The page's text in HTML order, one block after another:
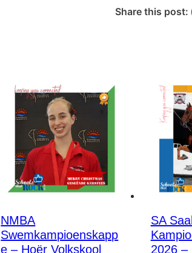
Share this post:
NMBA
Swemkampioenskapp
e – Hoër Volkskool
SA
2026 –